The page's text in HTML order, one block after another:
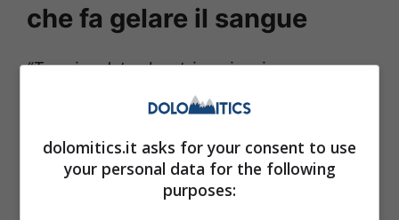
che fa gelare il sangue
“Tu sei andata al matrimonio e io sono
esclamerà
di Galip -.Scommetto che hai ballato con
Kemal”.
Emir sarà fuori di sé e arriverà ad
dolomitics.it asks for your consent to use
your personal data for the following
purposes: